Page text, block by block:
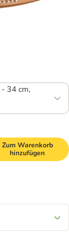
34 cm,
Zum Warenkorb
hinzufügen